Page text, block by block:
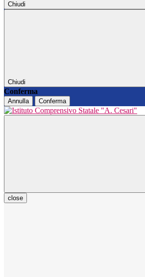
Chiudi
Chiudi
Conferma
Annulla Conferma
close